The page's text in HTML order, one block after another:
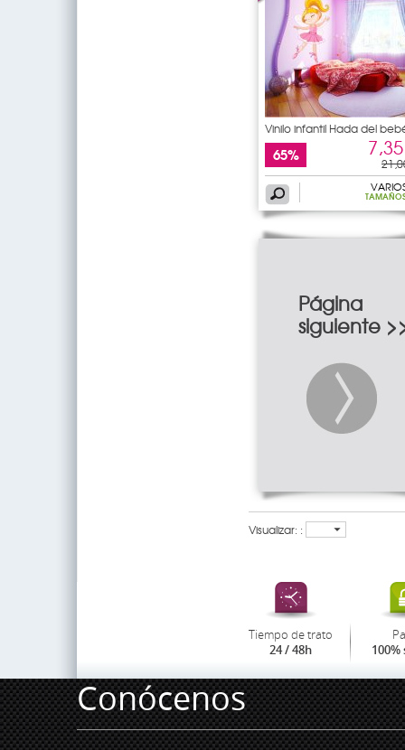
Vinilo infantil Hada del
65%
Página
siguiente
Visualizar: :
Tiempo de trato
24 / 48h 100%
Conócenos